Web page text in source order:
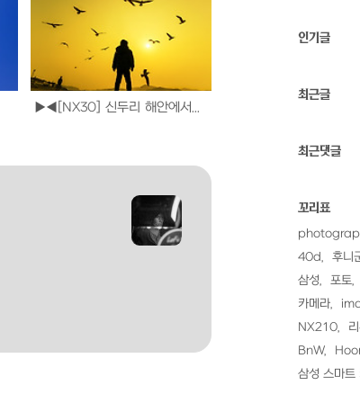
▶◀[NX30] 신두리 해안에서...
인기글
최근글
최근댓글
꼬리표
40d
후니
삼성
포토
카메라
NX210
BnW
삼성 스마트